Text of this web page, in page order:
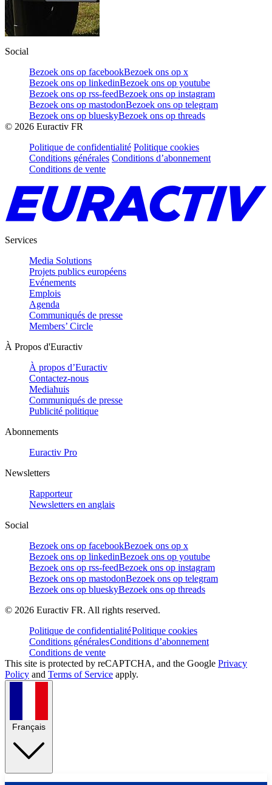
Social
Bezoek ons op facebookBezoek ons op x
Bezoek ons op linkedinBezoek ons op youtube
Bezoek ons op rss-feedBezoek ons op instagram
Bezoek ons op mastodonBezoek ons op telegram
Bezoek ons op blueskyBezoek ons op threads
© 2026 Euractiv FR
Politique de confidentialité Politique cookies
Conditions générales Conditions d’abonnement
Conditions de vente
Services
Media Solutions
Projets publics européens
Evénements
Emplois
Agenda
Communiqués de presse
Members’ Circle
À Propos d'Euractiv
À propos d’Euractiv
Contactez-nous
Mediahuis
Communiqués de presse
Publicité politique
Abonnements
Euractiv Pro
Newsletters
Rapporteur
Newsletters en anglais
Social
Bezoek ons op facebookBezoek ons op x
Bezoek ons op linkedinBezoek ons op youtube
Bezoek ons op rss-feedBezoek ons op instagram
Bezoek ons op mastodonBezoek ons op telegram
Bezoek ons op blueskyBezoek ons op threads
© 2026 Euractiv FR. All rights reserved.
Politique de confidentialitéPolitique cookies
Conditions généralesConditions d’abonnement
Conditions de vente
This site is protected by reCAPTCHA, and the Google Privacy
Policy and Terms of Service apply.
Français